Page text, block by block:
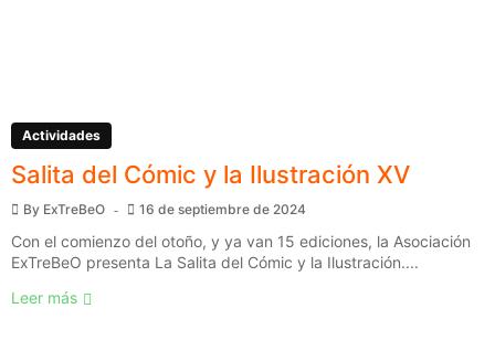
Actividades
Salita del Cómic y la Ilustración XV
By ExTreBeO 16 de septiembre de 2024
Con el comienzo del otoño, y ya van 15 ediciones, la Asociación
ExTreBeO presenta La Salita del Cómic y la Ilustración....
Leer más